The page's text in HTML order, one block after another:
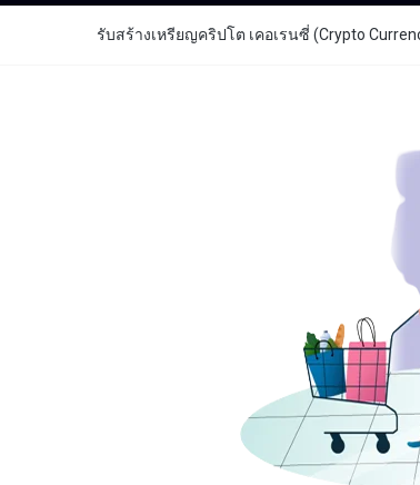
รับสร้างเหรียญคริปโต เคอเรนซี่ (Crypto